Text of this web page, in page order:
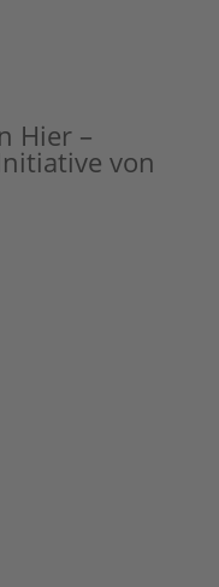
Hier –
von